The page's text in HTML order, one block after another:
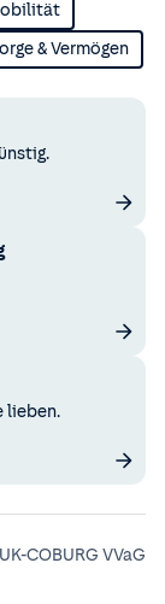
& Vermögen
lieben.
COBURG VVaG